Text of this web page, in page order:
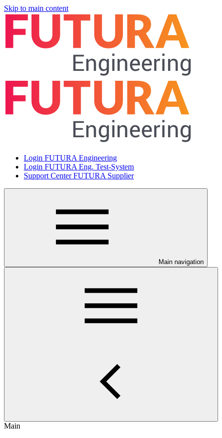
Skip to main content
Login FUTURA Engineering
Login FUTURA Eng. Test-System
Support Center FUTURA Supplier
Main navigation
Main